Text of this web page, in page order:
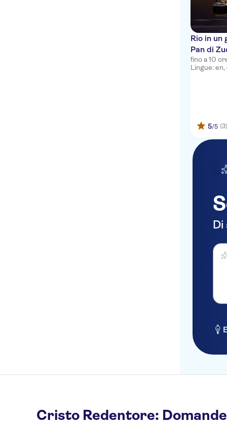
Rio in un
Pan di
e il
fino a 10
Lingue: en,
5/5 (3)
Di
Fai
Cristo Redentore: